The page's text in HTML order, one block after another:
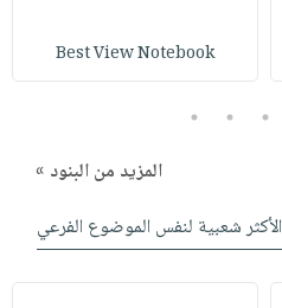
Best View Notebook
3
4
5
المزيد من البنود »
الأكثر شعبية لنفس الموضوع الفرعي